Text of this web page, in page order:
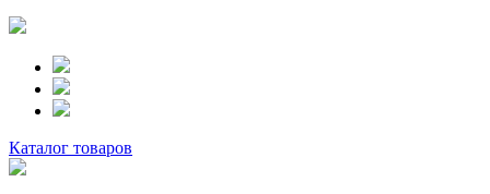
Каталог товаров